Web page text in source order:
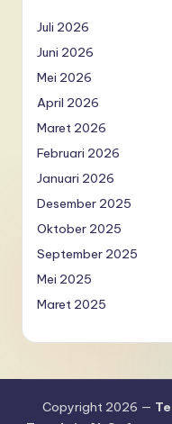
Juli 2026
Juni 2026
Mei 2026
April 2026
Maret 2026
Februari 2026
Januari 2026
Desember 2025
Oktober 2025
September 2025
Mei 2025
Maret 2025
Copyright 2026 —